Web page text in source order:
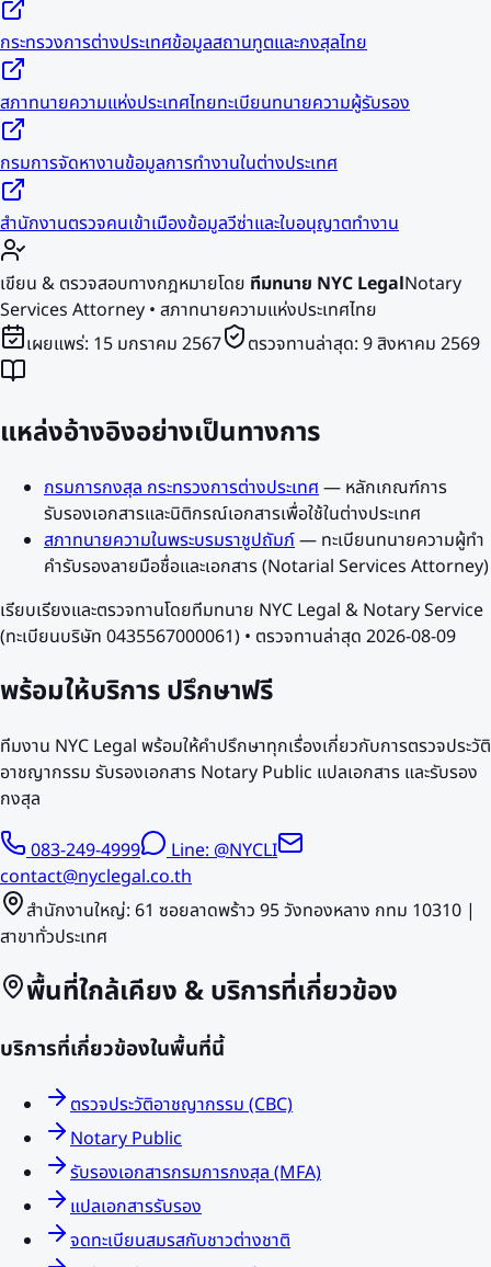
กระทรวงการต่างประเทศข้อมูลสถานทูตและกงสุลไทย
สภาทนายความแห่งประเทศไทยทะเบียนทนายความผู้รับรอง
กรมการจัดหางานข้อมูลการทำงานในต่างประเทศ
สำนักงานตรวจคนเข้าเมืองข้อมูลวีซ่าและใบอนุญาตทำงาน
เขียน & ตรวจสอบทางกฎหมายโดย ทีมทนาย NYC LegalNotary
Services Attorney • สภาทนายความแห่งประเทศไทย
เผยแพร่: 15 มกราคม 2567 ตรวจทานล่าสุด: 9 สิงหาคม 2569
แหล่งอ้างอิงอย่างเป็นทางการ
กรมการกงสุล กระทรวงการต่างประเทศ— หลักเกณฑ์การ
รับรองเอกสารและนิติกรณ์เอกสารเพื่อใช้ในต่างประเทศ
สภาทนายความในพระบรมราชูปถัมภ์— ทะเบียนทนายความผู้ทำ
คำรับรองลายมือชื่อและเอกสาร (Notarial Services Attorney)
เรียบเรียงและตรวจทานโดยทีมทนาย NYC Legal & Notary Service
(ทะเบียนบริษัท 0435567000061) • ตรวจทานล่าสุด 2026-08-09
พร้อมให้บริการปรึกษาฟรี
ทีมงาน NYC Legal พร้อมให้คำปรึกษาทุกเรื่องเกี่ยวกับการตรวจประวัติ
อาชญากรรม รับรองเอกสาร Notary Public แปลเอกสาร และรับรอง
กงสุล
083-249-4999
Line: @NYCLI
contact@nyclegal.co.th
สำนักงานใหญ่: 61 ซอยลาดพร้าว 95 วังทองหลาง กทม 10310 |
สาขาทั่วประเทศ
พื้นที่ใกล้เคียง & บริการที่เกี่ยวข้อง
บริการที่เกี่ยวข้องในพื้นที่นี้
ตรวจประวัติอาชญากรรม (CBC)
Notary Public
รับรองเอกสารกรมการกงสุล (MFA)
แปลเอกสารรับรอง
จดทะเบียนสมรสกับชาวต่างชาติ